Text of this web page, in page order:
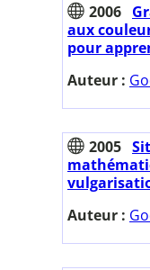
2006
aux
pour
Auteur :
2005
Auteur :